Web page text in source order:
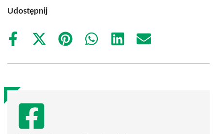
Udostępnij
Share
Share
(Twitter)
Share
Share
Share
Share